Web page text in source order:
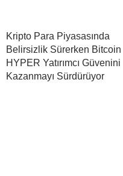
Kripto Para Piyasasında
Belirsizlik Sürerken Bitcoin
HYPER Yatırımcı Güvenini
Kazanmayı Sürdürüyor